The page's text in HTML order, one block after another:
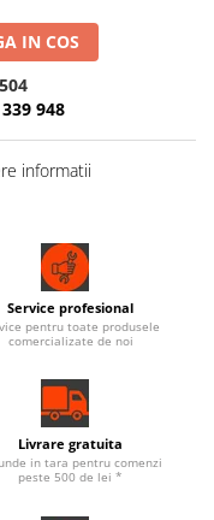
IN COS
948
informatii
Service profesional
pentru toate produsele
comercializate de noi
Livrare gratuita
in tara pentru comenzi
peste 500 de lei *